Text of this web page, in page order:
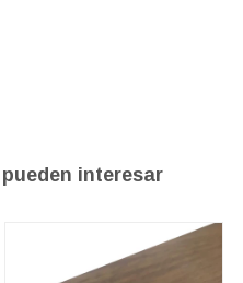
interesar